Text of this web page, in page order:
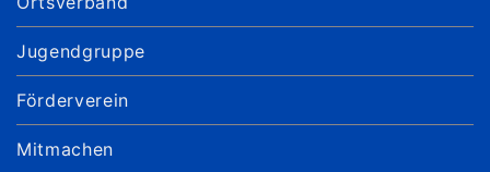
Jugendgruppe
Förderverein
Mitmachen